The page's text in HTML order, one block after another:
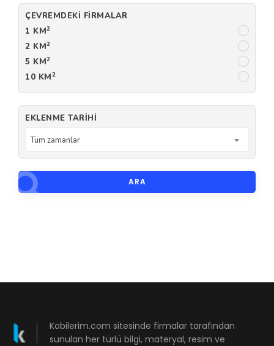
ÇEVREMDEKI FIRMALAR
1 KM2
2 KM2
5 KM2
10 KM2
EKLENME TARIHI
Tüm zamanlar
ARA
Kobilerim.com sitesinde firmalar tarafından
sunulan her türlü bilgi, materyal, resim ve